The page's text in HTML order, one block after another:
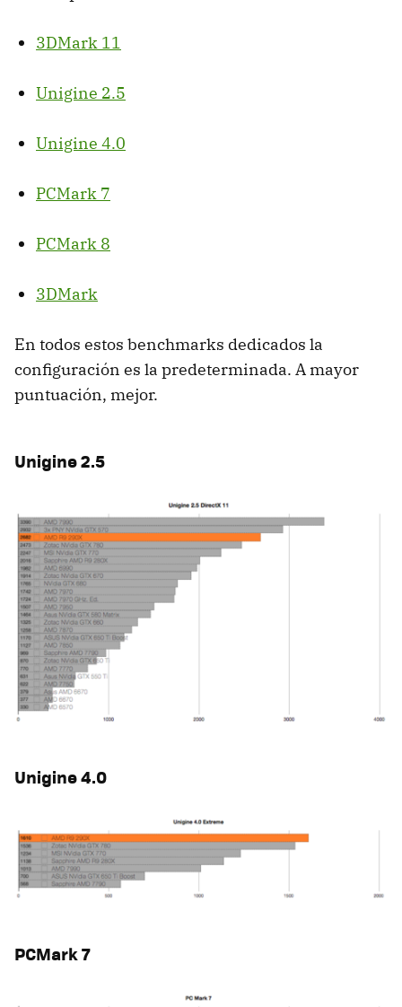
3DMark 11
Unigine 2.5
Unigine 4.0
PCMark 7
PCMark 8
3DMark
En todos estos benchmarks dedicados la
configuración es la predeterminada. A mayor
puntuación, mejor.
Unigine 2.5
Unigine 4.0
PCMark 7